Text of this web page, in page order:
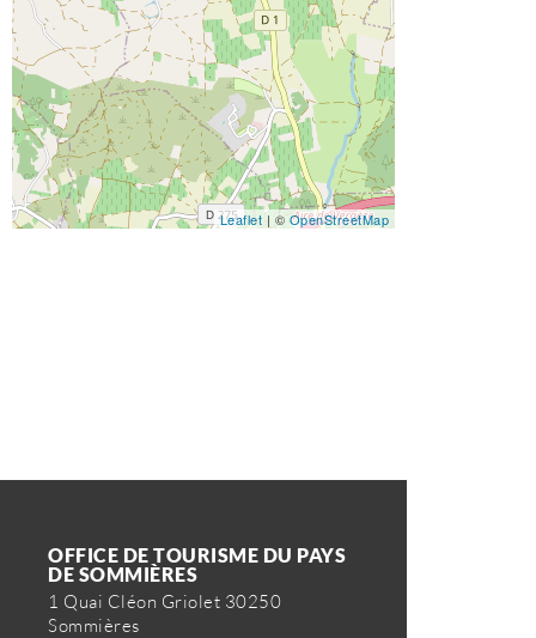
Leaflet | © OpenStreetMap
OFFICE DE TOURISME DU PAYS
DE SOMMIÈRES
1 Quai Cléon Griolet 30250
Sommières